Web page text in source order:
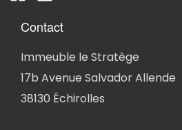
Contact
Immeuble le Stratège
17b Avenue Salvador Allende
38130 Échirolles